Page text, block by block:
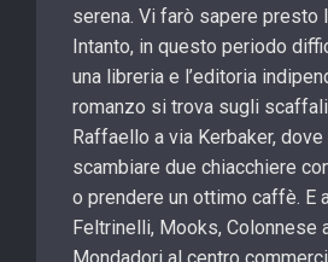
serena. Vi farò sapere presto
Intanto, in questo periodo
una libreria e l’editoria
romanzo si trova sugli
Raffaello a via Kerbaker,
scambiare due chiacchiere
o prendere un ottimo caffè. E
Feltrinelli, Mooks, Colonnese